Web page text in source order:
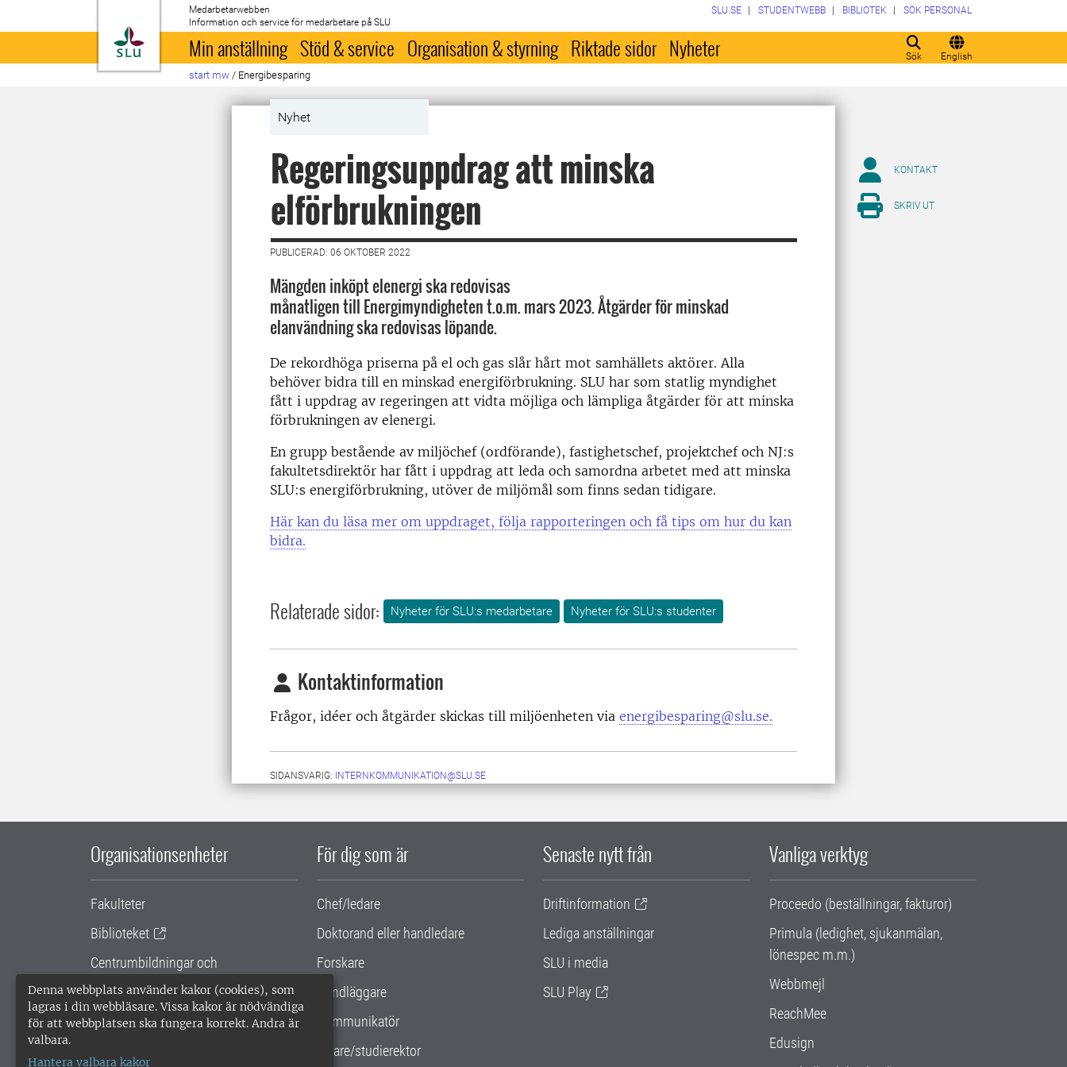
Denna webbplats använder kakor (cookies), som
lagras i din webbläsare. Vissa kakor är nödvändiga
för att webbplatsen ska fungera korrekt. Andra är
valbara.
Hantera valbara kakor
Till startsida
Medarbetarwebben
Information och service för medarbetare på SLU
Sök English
SLU.SE STUDENTWEBB BIBLIOTEK SÖK PERSONAL
Min anställning Stöd & service Organisation & styrning Riktade sidor Nyheter
start mw / Energibesparing
Nyhet
Regeringsuppdrag att minska
elförbrukningen
PUBLICERAD: 06 OKTOBER 2022
Mängden inköpt elenergi ska redovisas
månatligen till Energimyndigheten t.o.m. mars 2023. Åtgärder för minskad
elanvändning ska redovisas löpande.
De rekordhöga priserna på el och gas slår hårt mot samhällets aktörer. Alla
behöver bidra till en minskad energiförbrukning. SLU har som statlig myndighet
fått i uppdrag av regeringen att vidta möjliga och lämpliga åtgärder för att minska
förbrukningen av elenergi.
En grupp bestående av miljöchef (ordförande), fastighetschef, projektchef och NJ:s
fakultetsdirektör har fått i uppdrag att leda och samordna arbetet med att minska
SLU:s energiförbrukning, utöver de miljömål som finns sedan tidigare.
Här kan du läsa mer om uppdraget, följa rapporteringen och få tips om hur du kan
bidra.
Relaterade sidor: Nyheter för SLU:s medarbetare Nyheter för SLU:s studenter
Kontaktinformation
Frågor, idéer och åtgärder skickas till miljöenheten via energibesparing@slu.se.
SIDANSVARIG: INTERNKOMMUNIKATION@SLU.SE
KONTAKT
SKRIV UT
Organisationsenheter
Fakulteter
Biblioteket
Centrumbildningar och
samarbetsprojekt
Gemensamma verksamhetsstödet
För dig som är
Chef/ledare
Doktorand eller handledare
Forskare
Handläggare
Kommunikatör
Lärare/studierektor
Senaste nytt från
Driftinformation
Lediga anställningar
SLU i media
SLU Play
Vanliga verktyg
Proceedo (beställningar, fakturor)
Primula (ledighet, sjukanmälan,
lönespec m.m.)
Webbmejl
ReachMee
Edusign